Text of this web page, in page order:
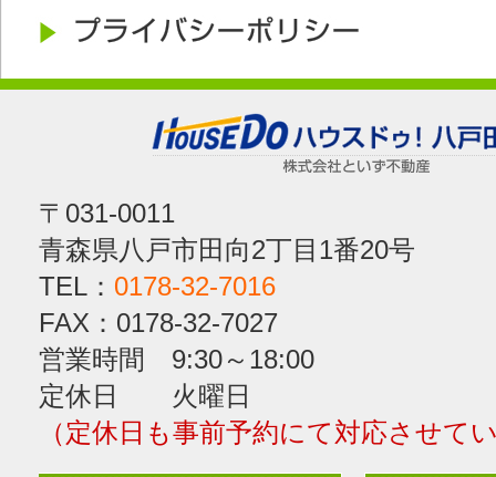
〒031-0011
青森県八戸市田向2丁目1番20号
TEL： 0178-32-7016
FAX：0178-32-7027
営業時間 9:30～18:00
定休日 火曜日
（定休日も事前予約にて対応させて